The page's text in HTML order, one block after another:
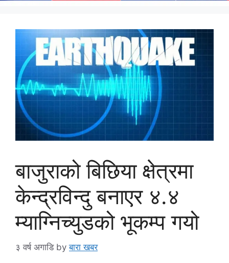
बाजुराको बिछिया क्षेत्रमा
केन्द्रविन्दु बनाएर ४.४
म्याग्निच्युडको भूकम्प गयो
३ वर्ष अगाडि byबारा खबर